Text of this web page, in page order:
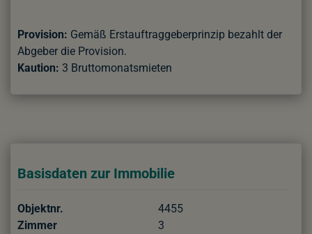
Provision: Gemäß Erstauftraggeberprinzip bezahlt der
Abgeber die Provision.
Kaution: 3 Bruttomonatsmieten
Basisdaten zur Immobilie
Objektnr.
4455
Zimmer
3